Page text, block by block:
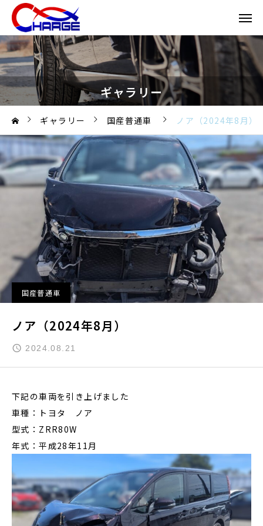
ギャラリー
ギャラリー 国産普通車 ノア（2024年8月）
国産普通車
ノア（2024年8月）
2024.08.21
下記の車両を引き上げました
車種：トヨタ ノア
型式：ZRR80W
年式：平成28年11月